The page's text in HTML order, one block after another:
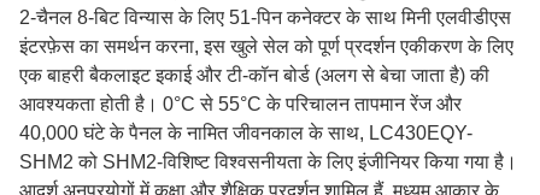
2-चैनल 8-बिट विन्यास के लिए 51-पिन कनेक्टर के साथ मिनी एलवीडीएस
इंटरफ़ेस का समर्थन करना, इस खुले सेल को पूर्ण प्रदर्शन एकीकरण के लिए
एक बाहरी बैकलाइट इकाई और टी-कॉन बोर्ड (अलग से बेचा जाता है) की
आवश्यकता होती है। 0°C से 55°C के परिचालन तापमान रेंज और
40,000 घंटे के पैनल के नामित जीवनकाल के साथ, LC430EQY-
SHM2 को SHM2-विशिष्ट विश्वसनीयता के लिए इंजीनियर किया गया है।
आदर्श अनुप्रयोगों में कक्षा और शैक्षिक प्रदर्शन शामिल हैं, मध्यम आकार के